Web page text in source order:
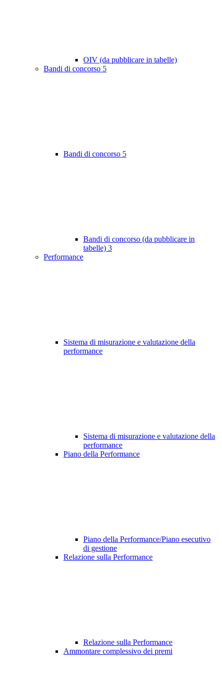
OIV (da pubblicare in tabelle)
Bandi di concorso 5
Bandi di concorso 5
Bandi di concorso (da pubblicare in
tabelle) 3
Performance
Sistema di misurazione e valutazione della
performance
Sistema di misurazione e valutazione della
performance
Piano della Performance
Piano della Performance/Piano esecutivo
di gestione
Relazione sulla Performance
Relazione sulla Performance
Ammontare complessivo dei premi